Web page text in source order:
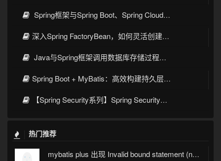
Spring框架与Spring Boot、Spring Cloud核心区别及技术演进
深入Spring FactoryBean，如何灵活创建复杂对象
Java与Spring框架调用数据库存储过程与函数的完整指南
Spring Boot + MyBatis：高效构建持久层的最佳实践
【Spring Security系列】Spring Security整合JWT：构建安全的Web应用
热门推荐
mybatis plus 出现 Invalid bound statement (not found)